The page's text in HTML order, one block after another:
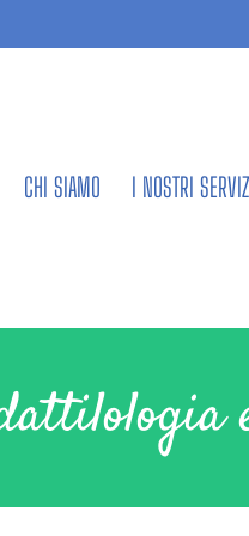
CHI SIAMO I NOSTRI